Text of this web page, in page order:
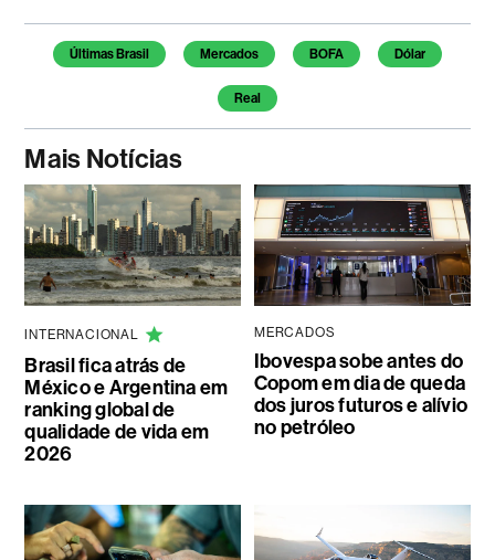
Temas deste artigo
Últimas Brasil Mercados BOFA Dólar
Real
Mais Notícias
INTERNACIONAL
Brasil fica atrás de
México e Argentina em
ranking global de
qualidade de vida em
2026
MERCADOS
Ibovespa sobe antes do
Copom em dia de queda
dos juros futuros e alívio
no petróleo